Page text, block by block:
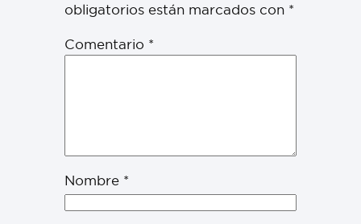
obligatorios están marcados con *
Comentario *
Nombre *